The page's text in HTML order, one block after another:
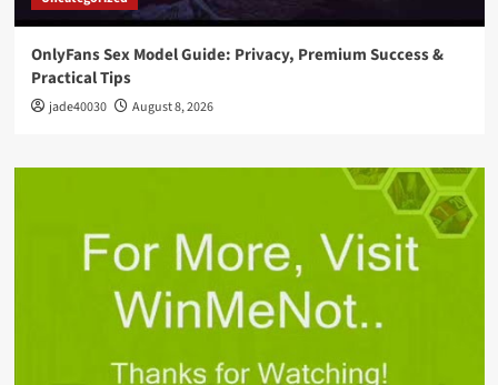
OnlyFans Sex Model Guide: Privacy, Premium Success &
Practical Tips
jade40030 August 8, 2026